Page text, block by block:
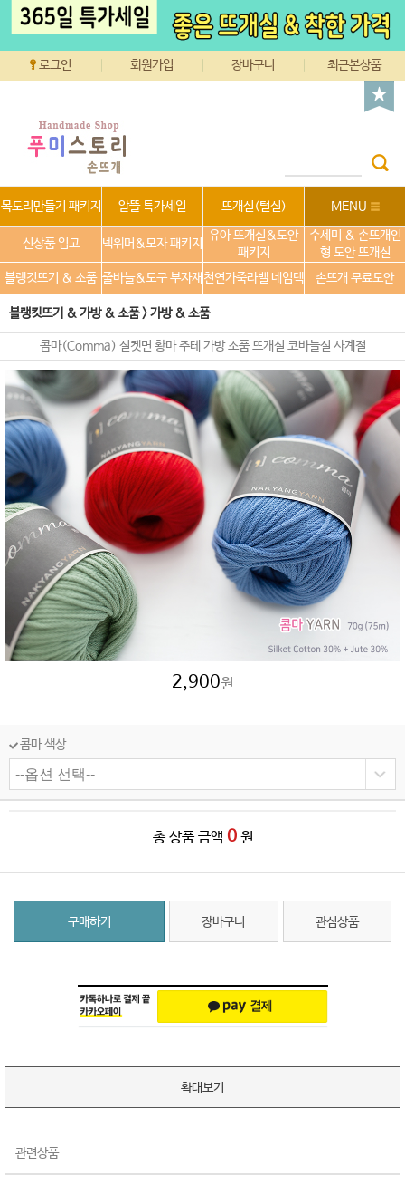
로그인 회원가입 장바구니 최근본상품
목도리만들기 패키지 알뜰 특가세일 뜨개실(털실) MENU
신상품 입고 넥워머&모자 패키지
유아 뜨개실&도안
패키지
수세미 & 손뜨개인
형 도안 뜨개실
블랭킷뜨기 & 소품 줄바늘&도구 부자재 천연가죽라벨 네임텍 손뜨개 무료도안
블랭킷뜨기 & 가방 & 소품>가방 & 소품
콤마(Comma) 실켓면 황마 주테 가방 소품 뜨개실 코바늘실 사계절
2,900원
콤마 색상
총 상품 금액 0 원
구매하기 장바구니 관심상품
확대보기
관련상품